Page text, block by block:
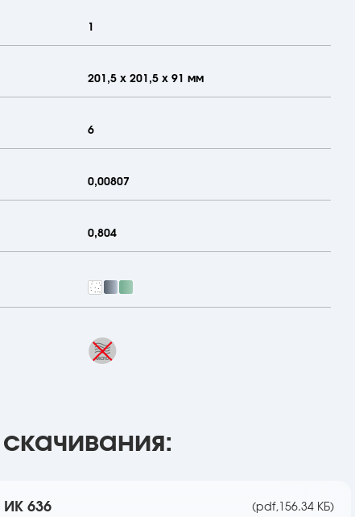
1
201,5 х 201,5 х 91 мм
6
0,00807
0,804
ИК 636 (pdf, 156.34 КБ)